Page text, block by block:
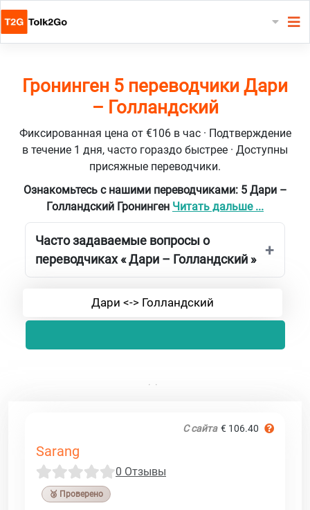
Гронинген 5 переводчики Дари
– Голландский
Фиксированная цена от €106 в час · Подтверждение
в течение 1 дня, часто гораздо быстрее · Доступны
присяжные переводчики.
Ознакомьтесь с нашими переводчиками: 5 Дари –
Голландский Гронинген Читать дальше ...
Часто задаваемые вопросы о
переводчиках « Дари – Голландский »
Дари <-> Голландский
С сайта € 106.40
Sarang
0 Отзывы
🥉 Проверено